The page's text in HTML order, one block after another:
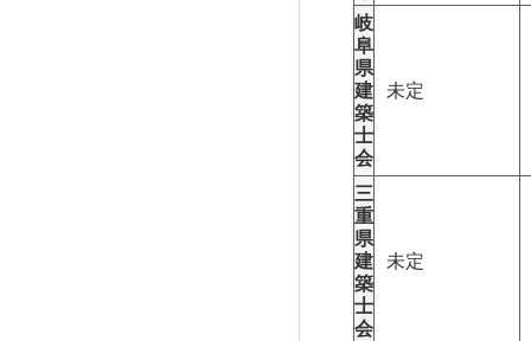
岐
阜
県
建
築
士
会
未定
三
重
県
建
築
士
会
未定